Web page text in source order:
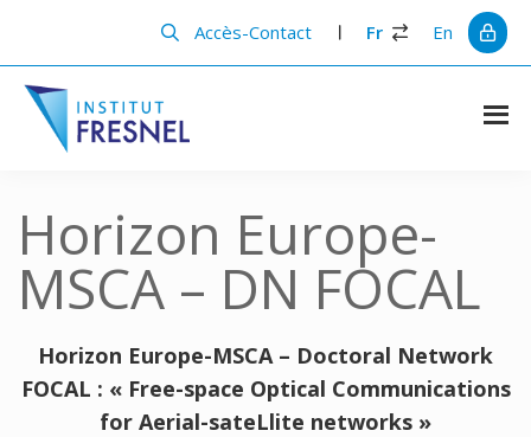
principal
barre
principale
Accès-Contact Fr En
Institut
en
photonique
Horizon Europe-
MSCA – DN FOCAL
Horizon Europe-MSCA – Doctoral Network
FOCAL : « Free-space Optical Communications
for Aerial-sateLlite networks »